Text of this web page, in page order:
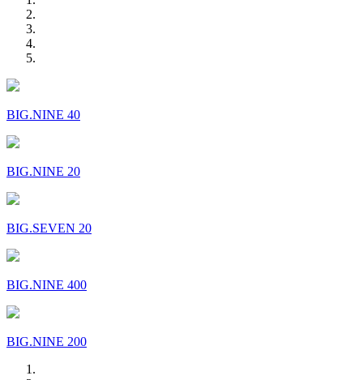
BIG.NINE 40
BIG.NINE 20
BIG.SEVEN 20
BIG.NINE 400
BIG.NINE 200